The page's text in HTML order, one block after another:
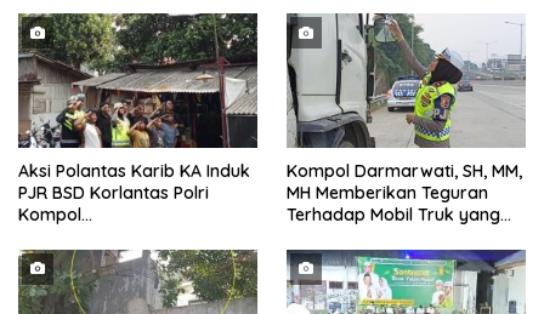
Aksi Polantas Karib KA Induk
PJR BSD Korlantas Polri
Kompol
bersama Personilnya
Membagikan Bendera Merah
Putih Berserta Tiangnya
Kompol Darmarwati, SH, MM,
MH Memberikan Teguran
Terhadap Mobil Truk yang
Tanggerang Kota